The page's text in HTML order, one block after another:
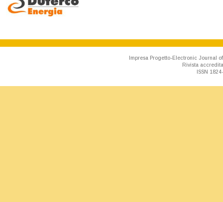
Impresa Progetto-Electronic Journal
Rivista
ISSN